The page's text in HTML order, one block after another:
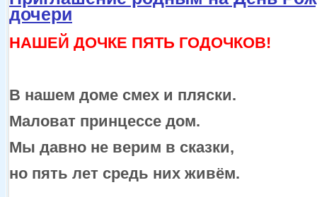
дочери
НАШЕЙ ДОЧКЕ ПЯТЬ ГОДОЧКОВ!
В нашем доме смех и пляски.
Маловат принцессе дом.
Мы давно не верим в сказки,
но пять лет средь них живём.